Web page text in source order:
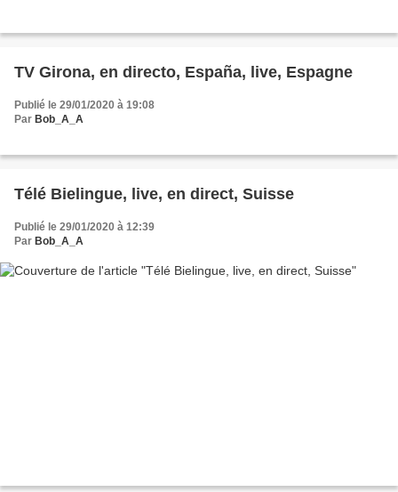
TV Girona, en directo, España, live, Espagne
Publié le 29/01/2020 à 19:08
Par Bob_A_A
Télé Bielingue, live, en direct, Suisse
Publié le 29/01/2020 à 12:39
Par Bob_A_A